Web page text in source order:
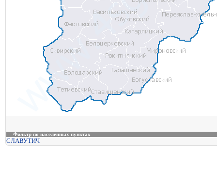
Фильтр по населенных пунктах
СЛАВУТИЧ